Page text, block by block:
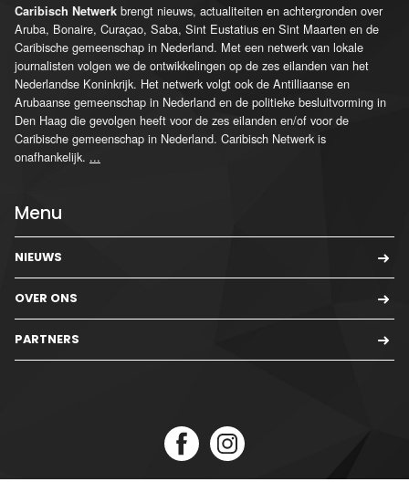
Caribisch Netwerk brengt nieuws, actualiteiten en achtergronden over
Aruba, Bonaire, Curaçao, Saba, Sint Eustatius en Sint Maarten en de
Caribische gemeenschap in Nederland. Met een netwerk van lokale
journalisten volgen we de ontwikkelingen op de zes eilanden van het
Nederlandse Koninkrijk. Het netwerk volgt ook de Antilliaanse en
Arubaanse gemeenschap in Nederland en de politieke besluitvorming in
Den Haag die gevolgen heeft voor de zes eilanden en/of voor de
Caribische gemeenschap in Nederland. Caribisch Netwerk is
onafhankelijk. ...
Menu
NIEUWS
OVER ONS
PARTNERS